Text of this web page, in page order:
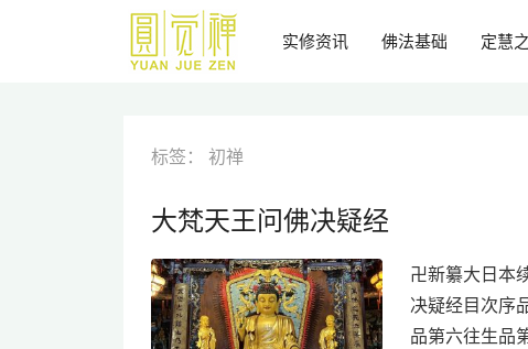
实修资讯 佛法基础 定慧
标签： 初禅
大梵天王问佛决疑经
卍新纂大日本
决疑经目次序
品第六往生品